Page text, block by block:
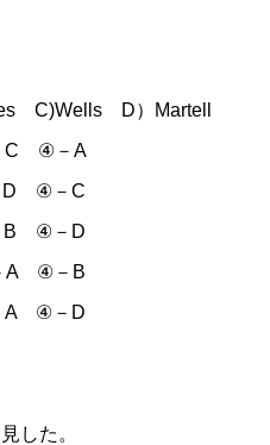
C)Wells D）Martell
C ④－A
④－C
④－D
A ④－B
④－D
した。